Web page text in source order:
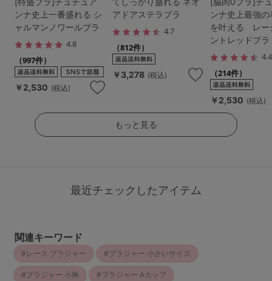
ンナ史上一番盛れる シ
ャルマンノワールブラ
4.8
（997件）
￥2,530 (税込)
アドアステラブラ
4.7
（812件）
￥3,278 (税込)
ンナ史上最強
を叶える レー
ントレッドブラ
4.4
（214件）
￥2,530 (税込)
もっと見る
最近チェックしたアイテム
関連キーワード
レース ブラジャー ブラジャー 小さいサイズ
ブラジャー 小胸 ブラジャー Aカップ